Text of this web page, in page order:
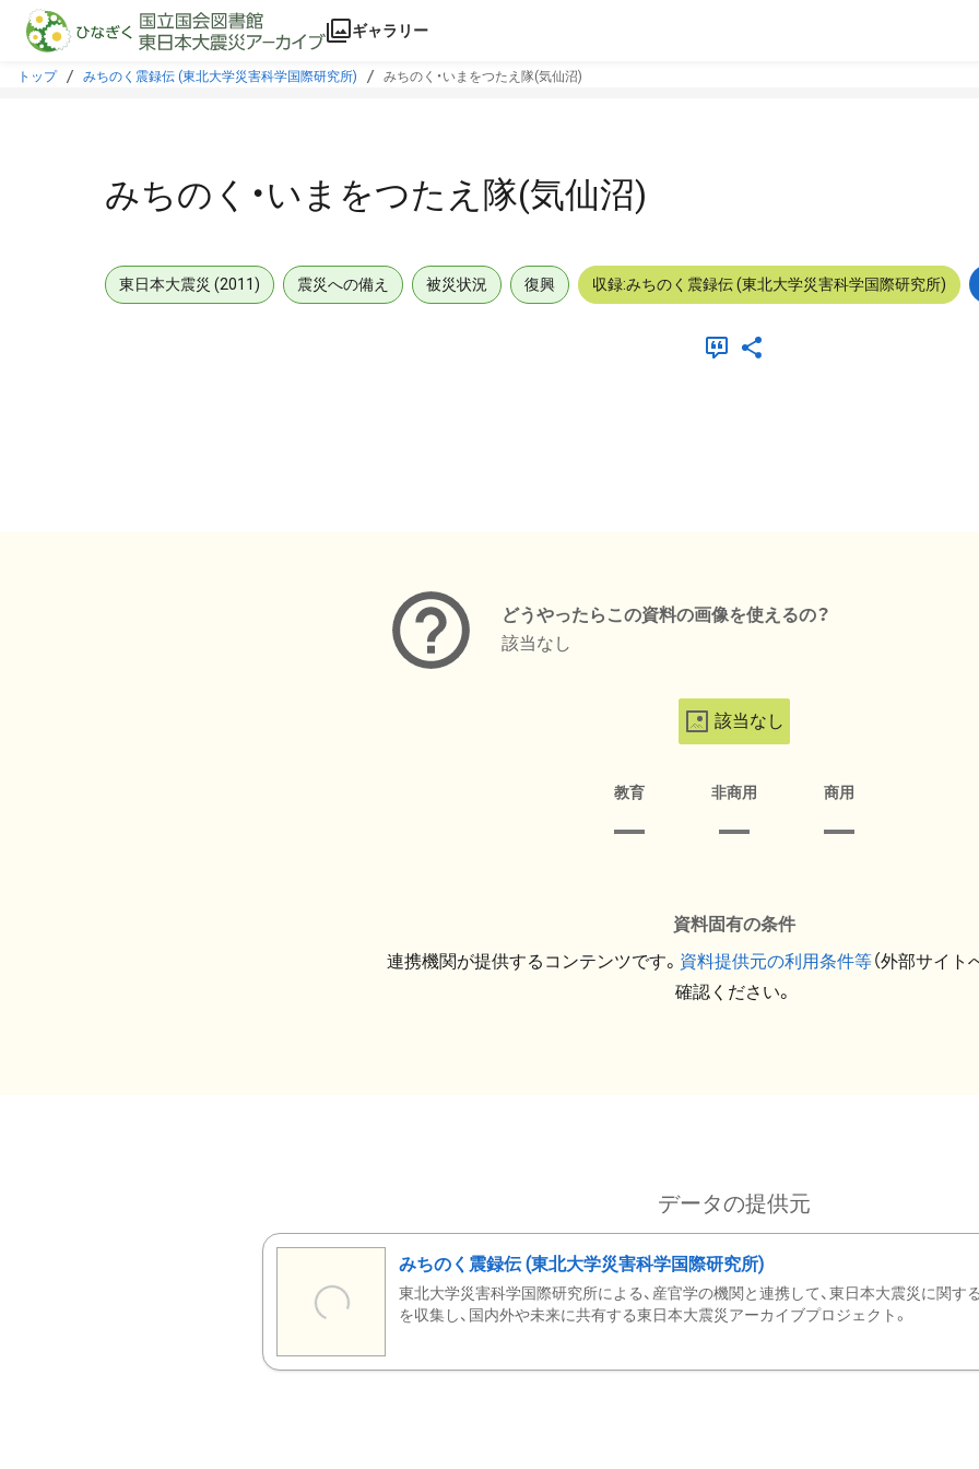
本文に飛ぶ
ギャラリー
トップ みちのく震録伝 (東北大学災害科学国際研究所) みちのく・いまをつたえ隊(気仙沼)
みちのく・いまをつたえ隊(気仙沼)
東日本大震災 (2011) 震災への備え 被災状況 復興 収録:みちのく震録伝 (東北大学災害科学国際研究所)
どうやったらこの資料の画像を使えるの？
該当なし
該当なし
教育 非商用 商用
資料固有の条件
連携機関が提供するコンテンツです。 資料提供元の利用条件等（外部サイト
確認ください。
データの提供元
みちのく震録伝 (東北大学災害科学国際研究所)
東北大学災害科学国際研究所による、産官学の機関と連携して、東日本大震災に関する
を収集し、国内外や未来に共有する東日本大震災アーカイブプロジェクト。